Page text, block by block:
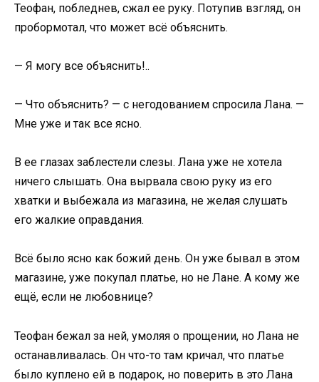
Теофан, побледнев, сжал ее руку. Потупив взгляд, он
пробормотал, что может всё объяснить.
— Я могу все объяснить!..
— Что объяснить? — с негодованием спросила Лана. —
Мне уже и так все ясно.
В ее глазах заблестели слезы. Лана уже не хотела
ничего слышать. Она вырвала свою руку из его
хватки и выбежала из магазина, не желая слушать
его жалкие оправдания.
Всё было ясно как божий день. Он уже бывал в этом
магазине, уже покупал платье, но не Лане. А кому же
ещё, если не любовнице?
Теофан бежал за ней, умоляя о прощении, но Лана не
останавливалась. Он что-то там кричал, что платье
было куплено ей в подарок, но поверить в это Лана